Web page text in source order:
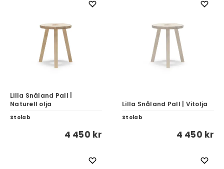
Lilla Snåland Pall |
Naturell olja
Stolab
4 450 kr
Lilla Snåland Pall | Vitolja
Stolab
4 450 kr